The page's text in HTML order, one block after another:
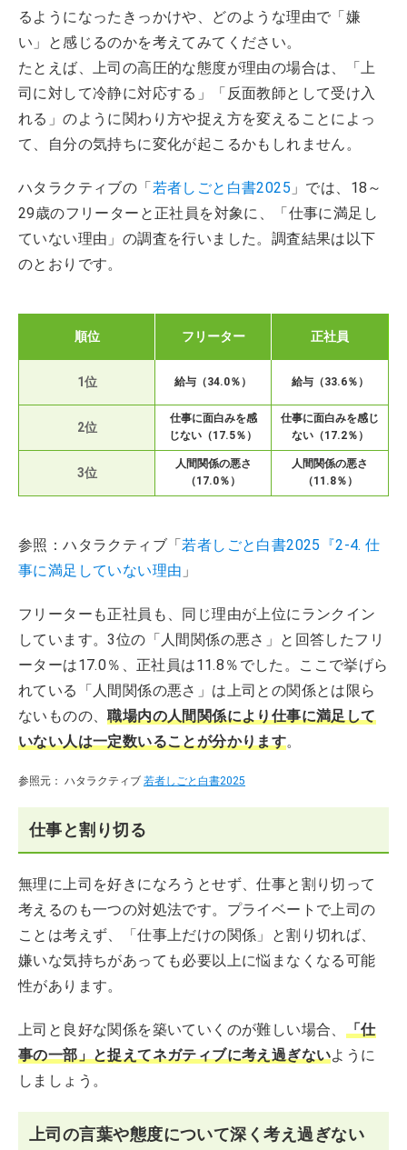
るようになったきっかけや、どのような理由で「嫌
い」と感じるのかを考えてみてください。
たとえば、上司の高圧的な態度が理由の場合は、「上
司に対して冷静に対応する」「反面教師として受け入
れる」のように関わり方や捉え方を変えることによっ
て、自分の気持ちに変化が起こるかもしれません。
ハタラクティブの「若者しごと白書2025 」では、18～
29歳のフリーターと正社員を対象に、「仕事に満足し
ていない理由」の調査を行いました。調査結果は以下
のとおりです。
順位 フリーター 正社員
1位 給与（34.0％） 給与（33.6％）
2位
仕事に面白みを感
じない（17.5％）
仕事に面白みを感じ
ない（17.2％）
3位
人間関係の悪さ
（17.0％）
人間関係の悪さ
（11.8％）
参照：ハタラクティブ「若者しごと白書2025『2-4. 仕
事に満足していない理由 」
フリーターも正社員も、同じ理由が上位にランクイン
しています。3位の「人間関係の悪さ」と回答したフリ
ーターは17.0％、正社員は11.8％でした。ここで挙げら
れている「人間関係の悪さ」は上司との関係とは限ら
ないものの、職場内の人間関係により仕事に満足して
いない人は一定数いることが分かります。
参照元： ハタラクティブ 若者しごと白書2025
仕事と割り切る
無理に上司を好きになろうとせず、仕事と割り切って
考えるのも一つの対処法です。プライベートで上司の
ことは考えず、「仕事上だけの関係」と割り切れば、
嫌いな気持ちがあっても必要以上に悩まなくなる可能
性があります。
上司と良好な関係を築いていくのが難しい場合、 「仕
事の一部」と捉えてネガティブに考え過ぎないように
しましょう。
上司の言葉や態度について深く考え過ぎない